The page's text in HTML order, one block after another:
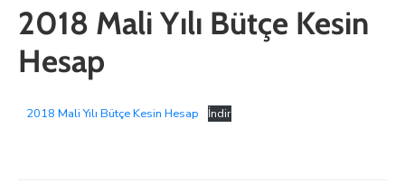
2018 Mali Yılı Bütçe Kesin
Hesap
2018 Mali Yılı Bütçe Kesin Hesap İndir